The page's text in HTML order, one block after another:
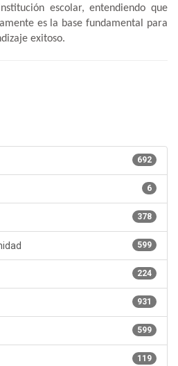
escolar, entendiendo que
es la base fundamental para
exitoso.
692
6
378
599
224
931
599
119